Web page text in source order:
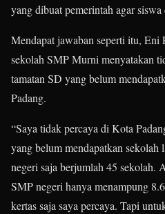
yang dibuat pemerintah agar
Mendapat jawaban seperti itu, Eni
sekolah SMP Murni menyatakan
tamatan SD yang belum
Padang.
“Saya tidak percaya di Kota
yang belum mendapatkan
negeri saja berjumlah 45 sekolah.
SMP negeri hanya menampung
kertas saja saya percaya. Tapi